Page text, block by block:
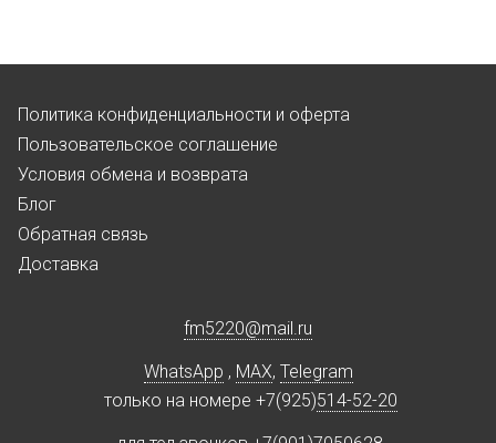
Политика конфиденциальности и оферта
Пользовательское соглашение
Условия обмена и возврата
Блог
Обратная связь
Доставка
fm5220@mail.ru
WhatsApp , MAX, Telegram
только на номере +7(925)514-52-20